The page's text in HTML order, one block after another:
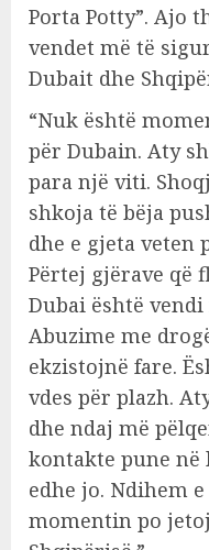
Porta Potty”. Ajo
vendet më të
Dubait dhe
“Nuk është
për Dubain. Aty
para një viti.
shkoja të bëja
dhe e gjeta veten
Përtej gjërave që
Dubai është
Abuzime me
ekzistojnë fare.
vdes për plazh.
dhe ndaj më
kontakte pune
edhe jo. Ndihem
momentin po